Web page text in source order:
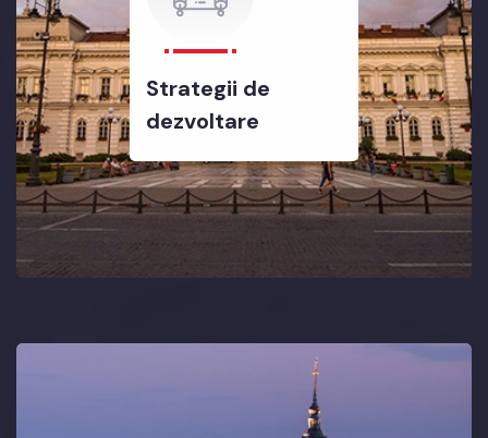
Strategii de
dezvoltare